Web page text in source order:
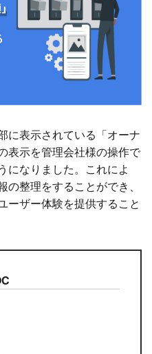
に表示されている「オーナ
表示を管理会社様の操作で
になりました。これによ
整理をすることができ、
ーザー体験を提供すること